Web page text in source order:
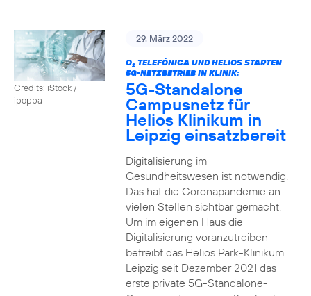
Credits: iStock /
ipopba
29. März 2022
O2TELEFÓNICA UND HELIOS STARTEN
5G-NETZBETRIEB IN KLINIK:
5G-Standalone
Campusnetz für
Helios Klinikum in
Leipzig einsatzbereit
Digitalisierung im
Gesundheitswesen ist notwendig.
Das hat die Coronapandemie an
vielen Stellen sichtbar gemacht.
Um im eigenen Haus die
Digitalisierung voranzutreiben
betreibt das Helios Park-Klinikum
Leipzig seit Dezember 2021 das
erste private 5G-Standalone-